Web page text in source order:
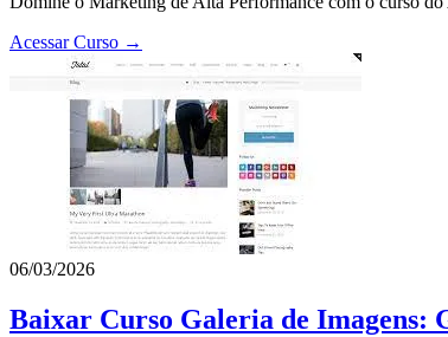
Acessar Curso →
06/03/2026
Baixar Curso Galeria de Imagens: